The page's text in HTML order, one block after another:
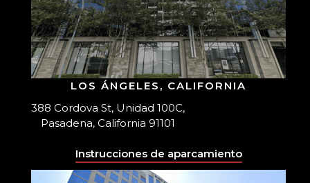
LOS ÁNGELES, CALIFORNIA
388 Cordova St, Unidad 100C,
Pasadena, California 91101
Instrucciones de aparcamiento